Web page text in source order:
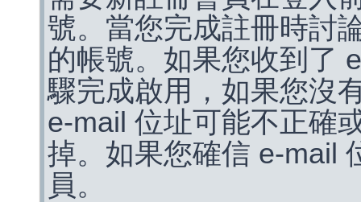
號。當您完成註冊時討
的帳號。如果您收到了
驟完成啟用，如果您沒
e-mail 位址可能不正確
掉。如果您確信 e-mail
員。